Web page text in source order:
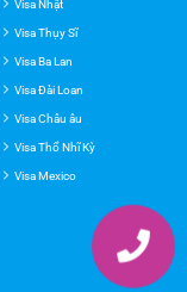
Visa Đài Loan
Visa Châu âu
Visa Thổ Nhĩ Kỳ
Visa Mexico